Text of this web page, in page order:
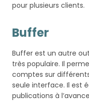
pour plusieurs clients.
Buffer
Buffer est un autre
très populaire. Il
comptes sur
seule interface. Il est
publications à